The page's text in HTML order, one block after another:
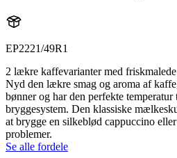
EP2221/49R1
2 lækre kaffevarianter med
Nyd den lækre smag og aroma af
bønner og har den perfekte
bryggesystem. Den klassiske
at brygge en silkeblød cappuccino
problemer.
Se alle fordele